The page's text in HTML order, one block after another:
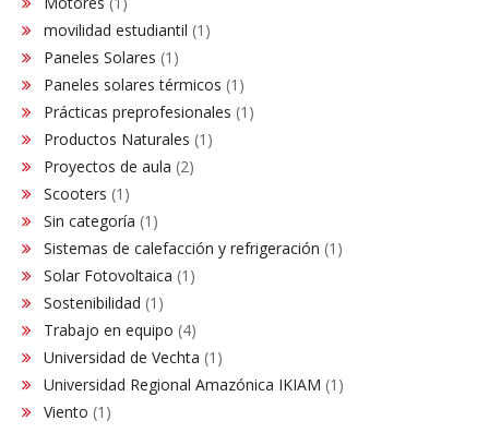
movilidad estudiantil (1)
Paneles Solares (1)
Paneles solares térmicos (1)
Prácticas preprofesionales (1)
Productos Naturales (1)
Proyectos de aula (2)
Scooters (1)
Sin categoría (1)
Sistemas de calefacción y refrigeración (1)
Solar Fotovoltaica (1)
Sostenibilidad (1)
Trabajo en equipo (4)
Universidad de Vechta (1)
Universidad Regional Amazónica IKIAM (1)
Viento (1)